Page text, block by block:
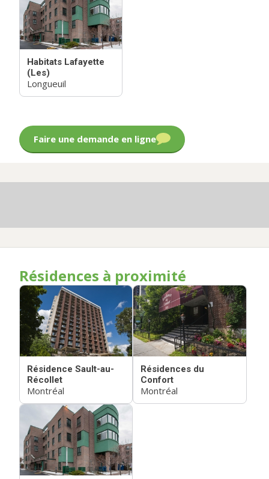
Habitats Lafayette
(Les)
Longueuil
Faire une demande en ligne
Résidences à proximité
Résidence Sault-au-
Récollet
Montréal
Résidences du
Confort
Montréal